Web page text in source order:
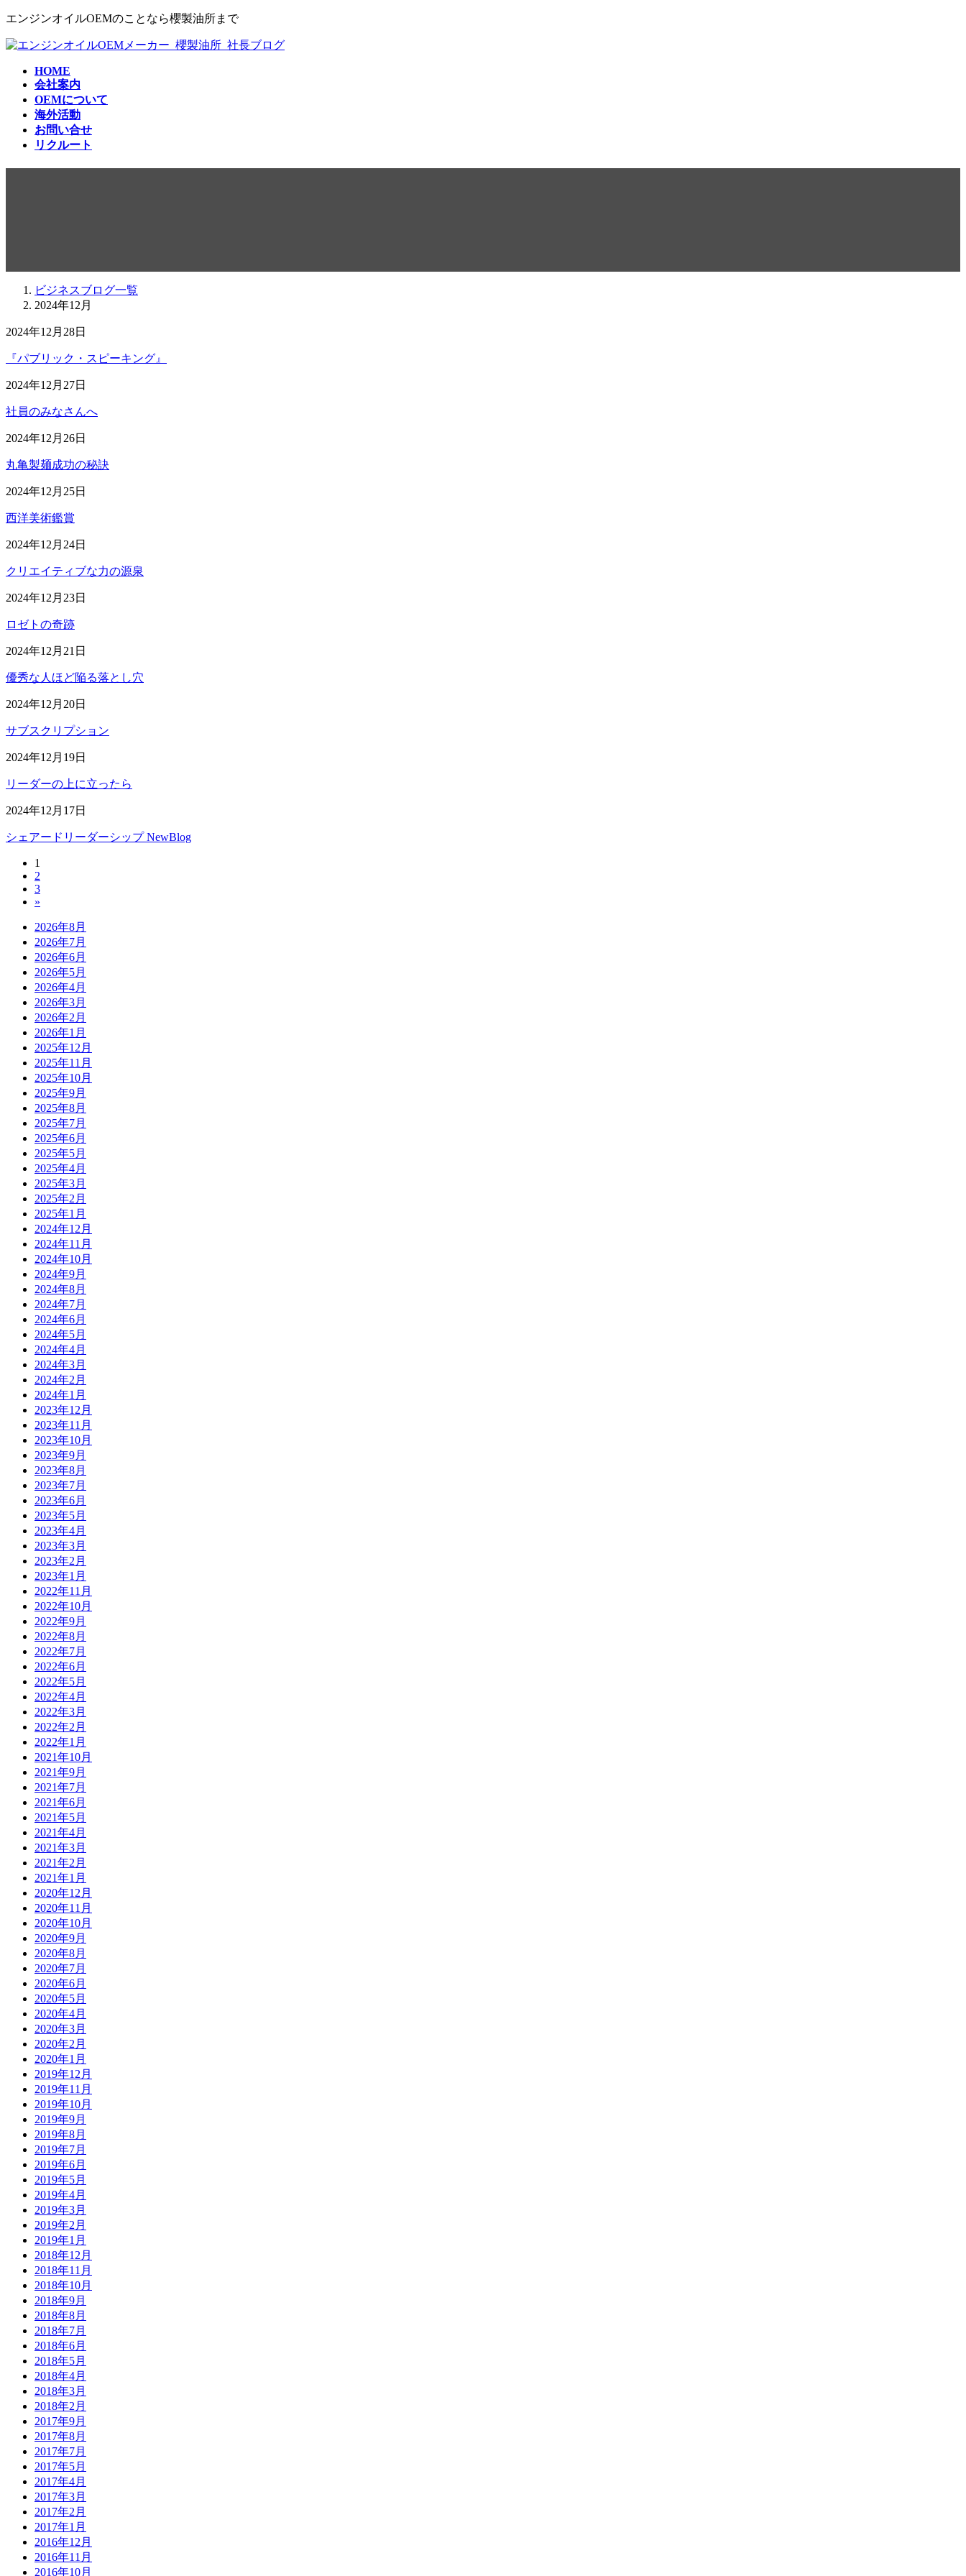
コ
テ
ナ
ゲ
エンジンオイルOEMのことなら櫻製油所まで
HOME
会社案内
OEMについて
海外活動
お問い合せ
リクルート
ビジネスブログ一覧
2024年12月
2024年12月28日
『パブリック・スピーキング』
2024年12月27日
社員のみなさんへ
2024年12月26日
丸亀製麺成功の秘訣
2024年12月25日
西洋美術鑑賞
2024年12月24日
クリエイティブな力の源泉
2024年12月23日
ロゼトの奇跡
2024年12月21日
優秀な人ほど陥る落とし穴
2024年12月20日
サブスクリプション
2024年12月19日
リーダーの上に立ったら
2024年12月17日
シェアードリーダーシップ NewBlog
固
定
ペ
ー
ジ
1
固
定
ペ
ー
ジ
2
固
定
ー
ジ
3
»
2026年8月
2026年7月
2026年6月
2026年5月
2026年4月
2026年3月
2026年2月
2026年1月
2025年12月
2025年11月
2025年10月
2025年9月
2025年8月
2025年7月
2025年6月
2025年5月
2025年4月
2025年3月
2025年2月
2025年1月
2024年12月
2024年11月
2024年10月
2024年9月
2024年8月
2024年7月
2024年6月
2024年5月
2024年4月
2024年3月
2024年2月
2024年1月
2023年12月
2023年11月
2023年10月
2023年9月
2023年8月
2023年7月
2023年6月
2023年5月
2023年4月
2023年3月
2023年2月
2023年1月
2022年11月
2022年10月
2022年9月
2022年8月
2022年7月
2022年6月
2022年5月
2022年4月
2022年3月
2022年2月
2022年1月
2021年10月
2021年9月
2021年7月
2021年6月
2021年5月
2021年4月
2021年3月
2021年2月
2021年1月
2020年12月
2020年11月
2020年10月
2020年9月
2020年8月
2020年7月
2020年6月
2020年5月
2020年4月
2020年3月
2020年2月
2020年1月
2019年12月
2019年11月
2019年10月
2019年9月
2019年8月
2019年7月
2019年6月
2019年5月
2019年4月
2019年3月
2019年2月
2019年1月
2018年12月
2018年11月
2018年10月
2018年9月
2018年8月
2018年7月
2018年6月
2018年5月
2018年4月
2018年3月
2018年2月
2017年9月
2017年8月
2017年7月
2017年5月
2017年4月
2017年3月
2017年2月
2017年1月
2016年12月
2016年11月
2016年10月